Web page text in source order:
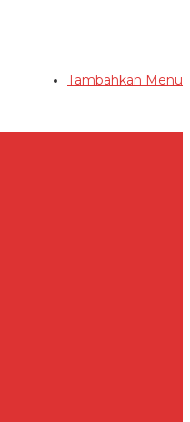
Tambahkan Menu